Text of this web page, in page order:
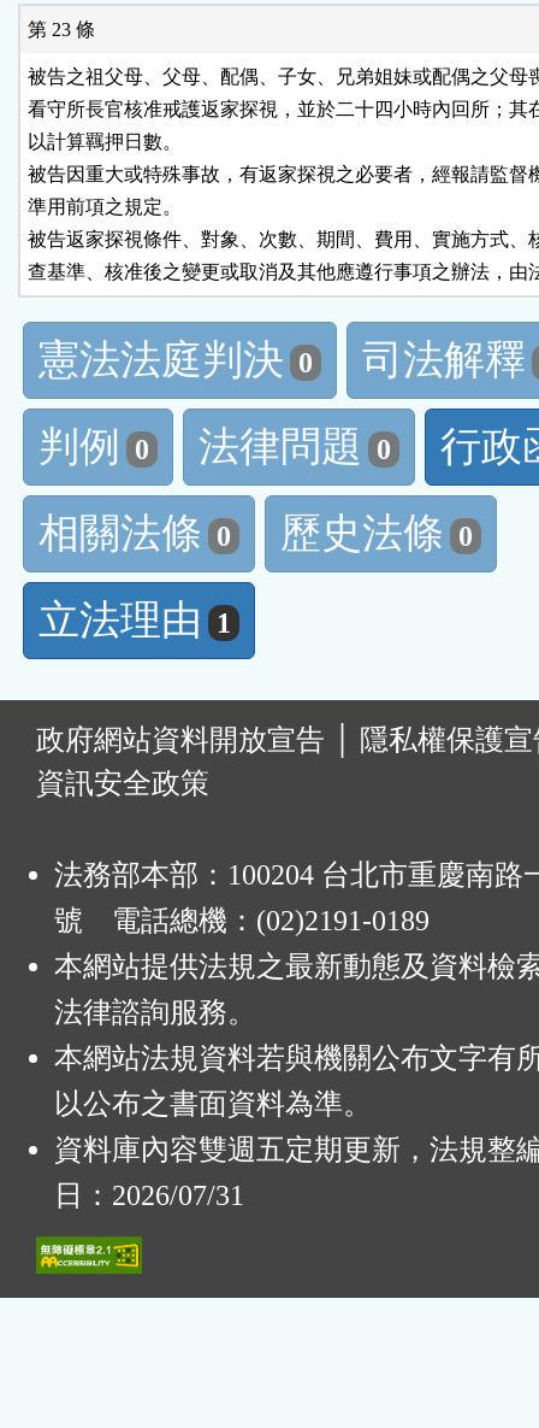
第 23 條
被告之祖父母、父母、配偶、子女、兄弟姐妹或配偶之父母
看守所長官核准戒護返家探視，並於二十四小時內回所；其
以計算羈押日數。
被告因重大或特殊事故，有返家探視之必要者，經報請監督
準用前項之規定。
被告返家探視條件、對象、次數、期間、費用、實施方式、
查基準、核准後之變更或取消及其他應遵行事項之辦法，由
憲法法庭判決 0
司法解釋
判例
0 法律問題 0
行政
相關法條 0 歷史法條 0
立法理由 1
政府網站資料開放宣告
隱私權保護
資訊安全政策
法務部本部：100204 台北市重慶南路
號 電話總機：(02)2191-0189
本網站提供法規之最新動態及資料檢
法律諮詢服務。
本網站法規資料若與機關公布文字有
以公布之書面資料為準。
資料庫內容雙週五定期更新，法規整
日：2026/07/31